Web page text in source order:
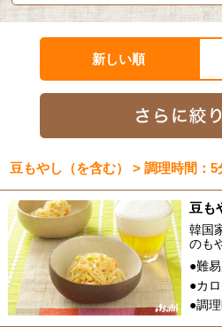
新しい順
豆もやし（を含む） > 調理時間：
豆も
韓国
のも
●難
●カ
●調